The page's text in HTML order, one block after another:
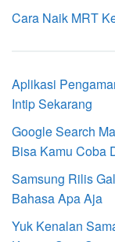
Cara Naik MRT
Aplikasi
Intip Sekarang
Google Search
Bisa Kamu Coba
Samsung Rilis
Bahasa Apa Aja
Yuk Kenalan